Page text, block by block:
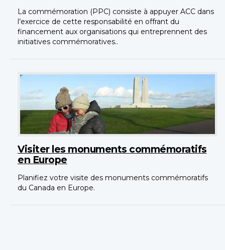
La commémoration (PPC) consiste à appuyer ACC dans
l’exercice de cette responsabilité en offrant du
financement aux organisations qui entreprennent des
initiatives commémoratives..
Visiter les monuments commémoratifs
en Europe
Planifiez votre visite des monuments commémoratifs
du Canada en Europe.